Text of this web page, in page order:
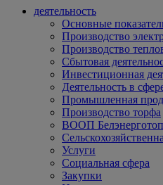
деятельность
Основные
Производство
Производство
Сбытовая
Инвестиционная
Деятельность в
Промышленная
Производство торфа
ВООП
Услуги
Социальная сфера
Закупки